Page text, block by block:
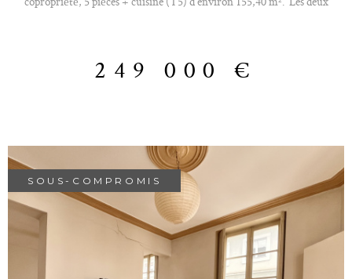
ouest avec magnifique vue Vercors, - une cuisine séparée entièrement
électrique : environ 2900€) Dans une copropriété de taille familiale (2
lots d'habitation), en auto-gestion (pas de charges), fermée et sécurisée,
qui dispose de places de parking et d'un jardin privatif. Situé à deux pas de
toutes commodités (commerces, écoles, crèche, parcs...) et des transports
en commun (tram et bus), avec accès rapide à Grenoble et à l'autoroute.
« Les informations sur les risques auxquels ce bien est exposé sont
disponibles sur le site Géorisques http://www.georisques.gouv.fr » À
249 000 €
SOUS-COMPROMIS